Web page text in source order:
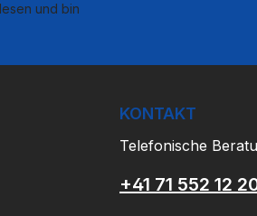
und bin
KONTAKT
Telefonische
+41 71 552 12